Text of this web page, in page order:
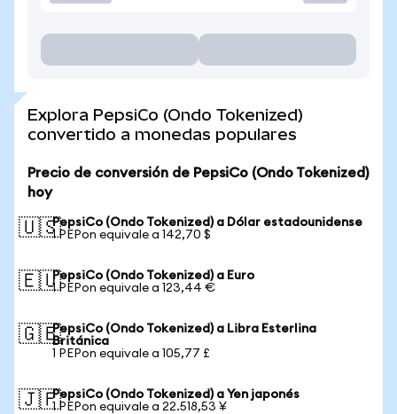
Explora PepsiCo (Ondo Tokenized)
convertido a monedas populares
Precio de conversión de PepsiCo (Ondo Tokenized)
hoy
🇺🇸PepsiCo (Ondo Tokenized) a Dólar estadounidense
1 PEPon equivale a 142,70 $
🇪🇺PepsiCo (Ondo Tokenized) a Euro
1 PEPon equivale a 123,44 €
🇬🇧PepsiCo (Ondo Tokenized) a Libra Esterlina
Británica
1 PEPon equivale a 105,77 £
🇯🇵PepsiCo (Ondo Tokenized) a Yen japonés
1 PEPon equivale a 22.518,53 ¥